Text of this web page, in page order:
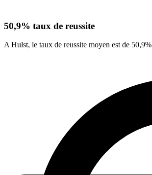
50,9% taux de reussite
A Hulst, le taux de reussite moyen est de 50,9%